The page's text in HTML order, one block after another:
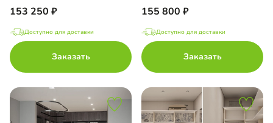
153 250
Доступно для доставки
Заказать
155 800
Доступно для доставки
Заказать